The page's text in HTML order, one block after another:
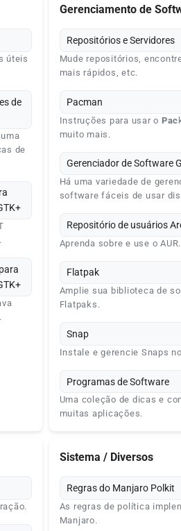
úteis
de
de
Gerenciamento de
Repositórios e Servidores
Mude repositórios,
mais rápidos, etc.
Pacman
Instruções para usar o Pac
muito mais.
Gerenciador de Software
Há uma variedade de
software fáceis de usar
Repositório de usuários
Aprenda sobre e use o AUR.
Flatpak
Amplie sua biblioteca de
Flatpaks.
Snap
Instale e gerencie Snaps
Programas de Software
Uma coleção de dicas e
muitas aplicações.
Sistema / Diversos
Regras do Manjaro Polkit
As regras de política
Manjaro.